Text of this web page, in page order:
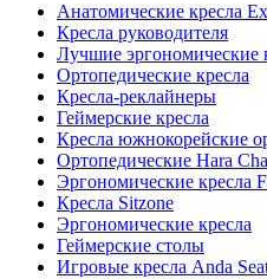
Анатомические кресла
Кресла руководителя
Лучшие эргономические
Ортопедические кресла
Кресла-реклайнеры
Геймерские кресла
Кресла южнокорейские
Ортопедические Hara
Эргономические кресла
Кресла Sitzone
Эргономические кресла
Геймерские столы
Игровые кресла Anda